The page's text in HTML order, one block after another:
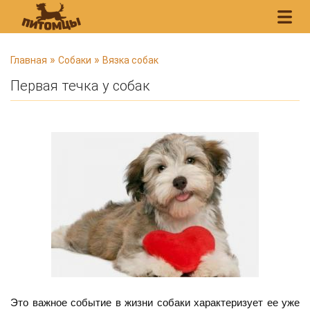
В
ы
з
Главная » Собаки » Вязка собак
Первая течка у собак
Это важное событие в жизни собаки характеризует ее уже